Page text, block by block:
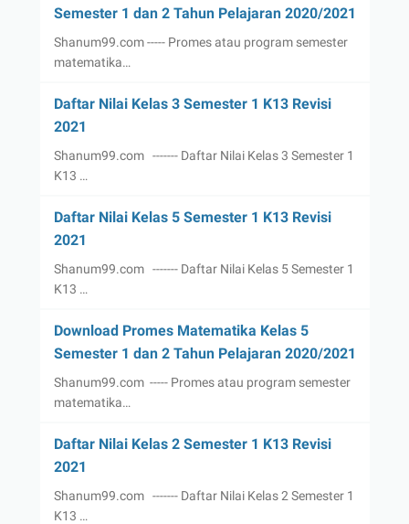
Semester 1 dan 2 Tahun Pelajaran 2020/2021
Shanum99.com ----- Promes atau program semester
matematika…
Daftar Nilai Kelas 3 Semester 1 K13 Revisi
2021
Shanum99.com ------- Daftar Nilai Kelas 3 Semester 1
K13 …
Daftar Nilai Kelas 5 Semester 1 K13 Revisi
2021
Shanum99.com ------- Daftar Nilai Kelas 5 Semester 1
K13 …
Download Promes Matematika Kelas 5
Semester 1 dan 2 Tahun Pelajaran 2020/2021
Shanum99.com ----- Promes atau program semester
matematika…
Daftar Nilai Kelas 2 Semester 1 K13 Revisi
2021
Shanum99.com ------- Daftar Nilai Kelas 2 Semester 1
K13 …